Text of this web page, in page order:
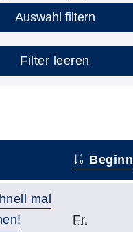
Auswahl filtern
Filter leeren
Beginn
mal
Fr.